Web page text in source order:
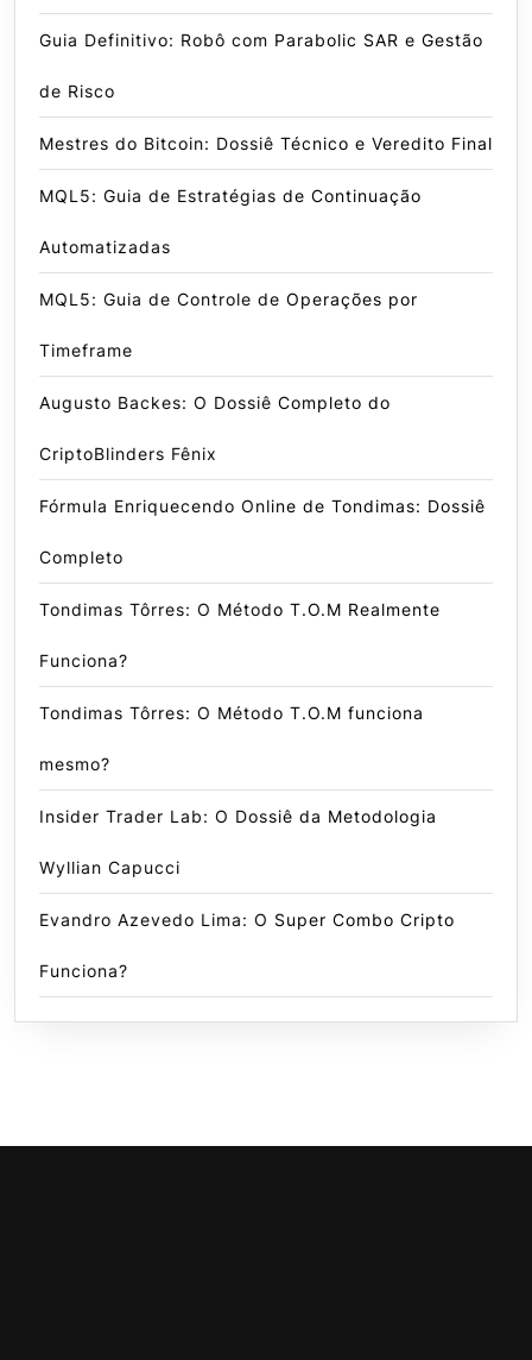
Guia Definitivo: Robô com Parabolic SAR e Gestão
de Risco
Mestres do Bitcoin: Dossiê Técnico e Veredito Final
MQL5: Guia de Estratégias de Continuação
Automatizadas
MQL5: Guia de Controle de Operações por
Timeframe
Augusto Backes: O Dossiê Completo do
CriptoBlinders Fênix
Fórmula Enriquecendo Online de Tondimas: Dossiê
Completo
Tondimas Tôrres: O Método T.O.M Realmente
Funciona?
Tondimas Tôrres: O Método T.O.M funciona
mesmo?
Insider Trader Lab: O Dossiê da Metodologia
Wyllian Capucci
Evandro Azevedo Lima: O Super Combo Cripto
Funciona?